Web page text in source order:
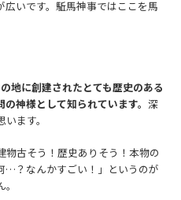
いです。駈馬神事ではここを馬
地に創建されたとても歴史のある
神様として知られています。 深
ます。
古そう！歴史ありそう！本物の
…？なんかすごい！」というのが